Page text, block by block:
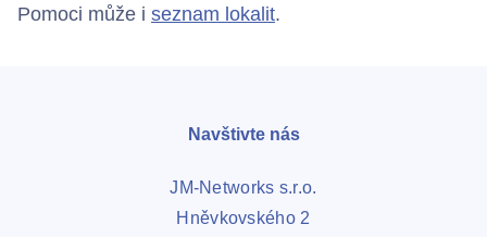
Pomoci může i seznam lokalit.
Navštivte nás
JM-Networks s.r.o.
Hněvkovského 2